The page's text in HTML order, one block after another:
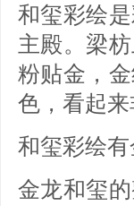
和玺彩绘
主殿。梁
粉贴金，
色，看起来
和玺彩绘
金龙和玺